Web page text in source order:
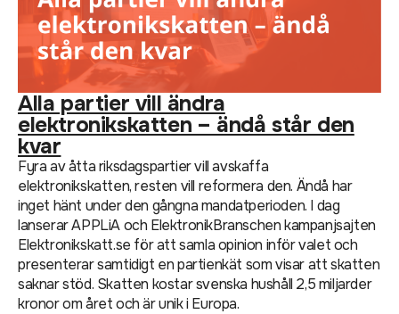
Alla partier vill ändra
elektronikskatten – ändå står den
kvar
Fyra av åtta riksdagspartier vill avskaffa
elektronikskatten, resten vill reformera den. Ändå har
inget hänt under den gångna mandatperioden. I dag
lanserar APPLiA och ElektronikBranschen kampanjsajten
Elektronikskatt.se för att samla opinion inför valet och
presenterar samtidigt en partienkät som visar att skatten
saknar stöd. Skatten kostar svenska hushåll 2,5 miljarder
kronor om året och är unik i Europa.